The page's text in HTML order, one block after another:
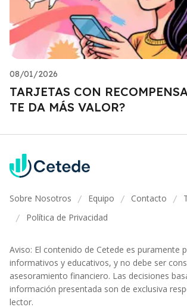
08/01/2026
TARJETAS CON
TE DA MÁS VALOR?
Sobre Nosotros / Equipo / Contacto /
/ Política de Privacidad
Aviso: El contenido de Cetede es puramente
informativos y educativos, y no debe ser
asesoramiento financiero. Las decisiones
información presentada son de exclusiva
lector.